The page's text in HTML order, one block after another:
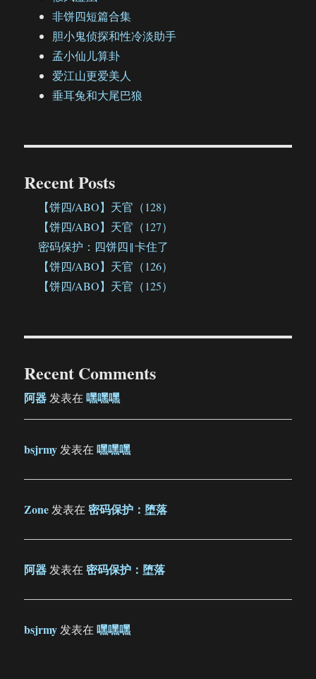
非饼四短篇合集
胆小鬼侦探和性冷淡助手
孟小仙儿算卦
爱江山更爱美人
垂耳兔和大尾巴狼
Recent Posts
【饼四/ABO】天官（128）
【饼四/ABO】天官（127）
密码保护：四饼四‖卡住了
【饼四/ABO】天官（126）
【饼四/ABO】天官（125）
Recent Comments
阿器发表在嘿嘿嘿
bsjrmy发表在嘿嘿嘿
Zone发表在密码保护：堕落
阿器发表在密码保护：堕落
bsjrmy发表在嘿嘿嘿